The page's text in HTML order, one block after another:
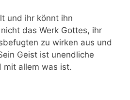
und ihr könnt ihn
das Werk Gottes, ihr
zu wirken aus und
Geist ist unendliche
mit allem was ist.